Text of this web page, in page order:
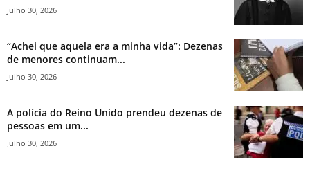
Julho 30, 2026
“Achei que aquela era a minha vida”: Dezenas
de menores continuam...
Julho 30, 2026
A polícia do Reino Unido prendeu dezenas de
pessoas em um...
Julho 30, 2026